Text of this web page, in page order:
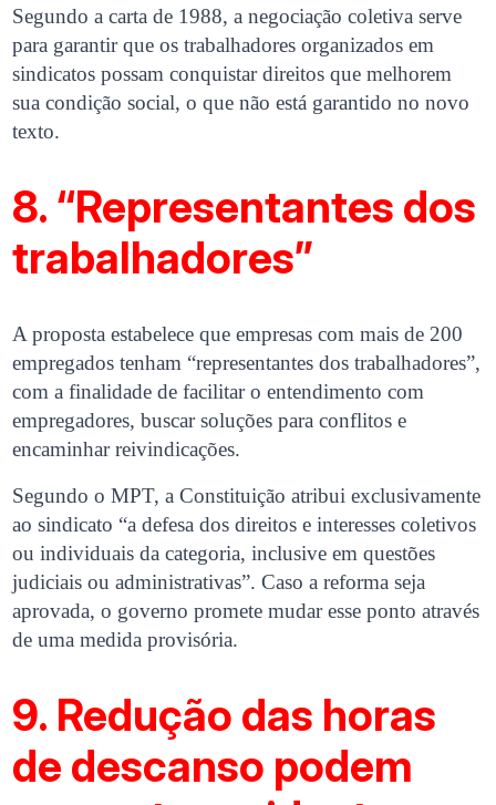
Segundo a carta de 1988, a negociação coletiva serve
para garantir que os trabalhadores organizados em
sindicatos possam conquistar direitos que melhorem
sua condição social, o que não está garantido no novo
texto.
8. “Representantes dos
trabalhadores”
A proposta estabelece que empresas com mais de 200
empregados tenham “representantes dos trabalhadores”,
com a finalidade de facilitar o entendimento com
empregadores, buscar soluções para conflitos e
encaminhar reivindicações.
Segundo o MPT, a Constituição atribui exclusivamente
ao sindicato “a defesa dos direitos e interesses coletivos
ou individuais da categoria, inclusive em questões
judiciais ou administrativas”. Caso a reforma seja
aprovada, o governo promete mudar esse ponto através
de uma medida provisória.
9. Redução das horas
de descanso podem